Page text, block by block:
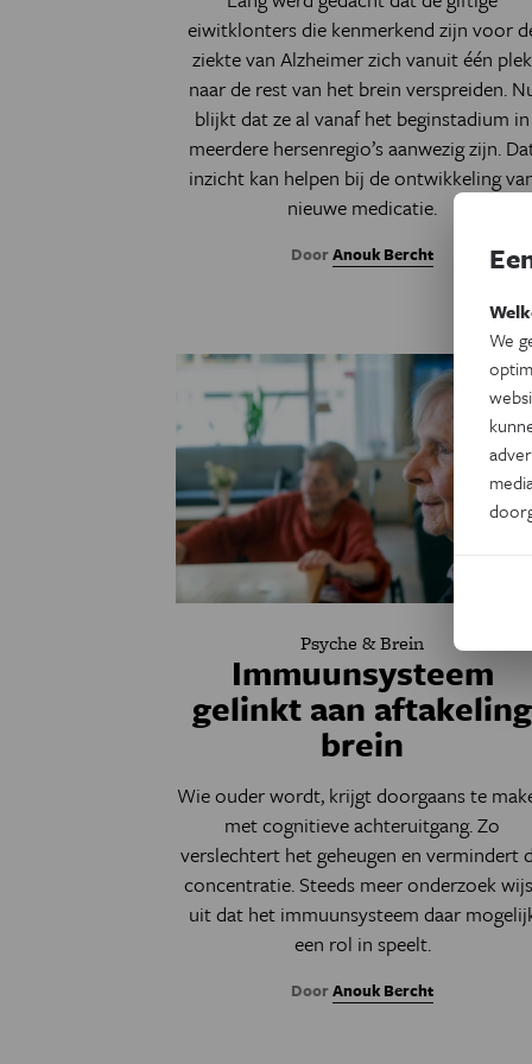
eiwitklonters die kenmerkend zijn voor
ziekte van Alzheimer zich vanuit één plek
naar de rest van het brein verspreiden.
blijkt dat ze al vanaf het beginstadium in
meerdere hersenregio’s aanwezig zijn.
inzicht kan helpen bij de ontwikkeling
nieuwe medicatie.
DoorAnouk Bercht
Psyche & Brein
Immuunsysteem
gelinkt aan aftakeling
brein
Wie ouder wordt, krijgt doorgaans te
met cognitieve achteruitgang. Zo
verslechtert het geheugen en vermindert
concentratie. Steeds meer onderzoek
uit dat het immuunsysteem daar
een rol in speelt.
DoorAnouk Bercht
We